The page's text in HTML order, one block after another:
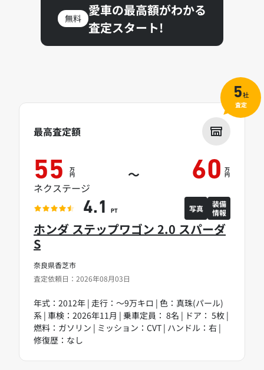
無料
愛車の最高額がわかる
査定スタート!
奈良県香芝市
査定依頼日：2026年08月03日
ホンダ ステップワゴン 2.0 スパーダ
S
年式：2012年 | 走行：～9万キロ | 色：真珠(パール)
系 | 車検：2026年11月 | 乗車定員： 8名 | ドア： 5枚 |
燃料：ガソリン | ミッション：CVT | ハンドル：右 |
修復歴：なし
最高査定額
55 万
円 ～ 60 万
円
ネクステージ
4.1 PT 写真
装備
情報
5社
査定